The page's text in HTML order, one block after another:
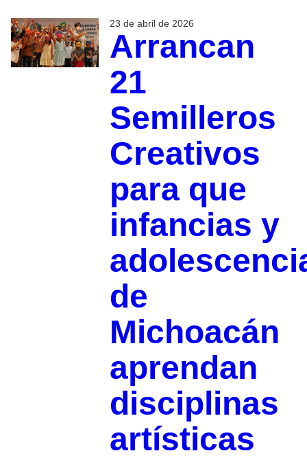
23 de abril de 2026
Arrancan
21
Semilleros
Creativos
para que
infancias y
de
Michoacán
aprendan
disciplinas
artísticas